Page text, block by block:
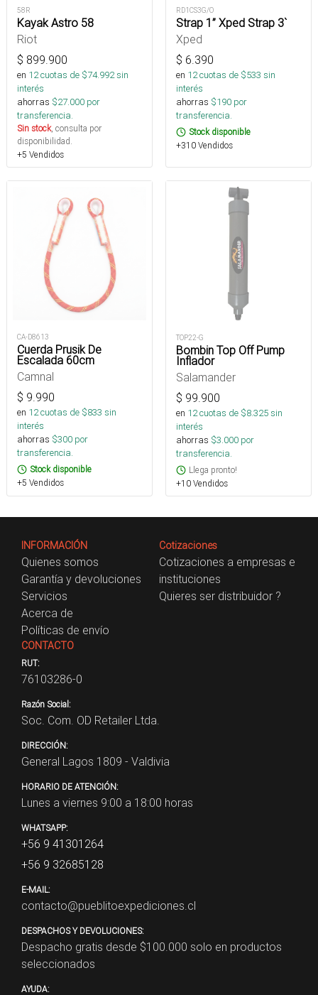
58R
Kayak Astro 58
Riot
$ 899.900
en 12cuotas de $74.992sin
interés
ahorras $27.000 por
transferencia.
Sin stock, consulta por
disponibilidad.
+5 Vendidos
RD1CS3G/O
Strap 1” Xped Strap 3`
Xped
$ 6.390
en 12cuotas de $533 sin
interés
ahorras $190 por
transferencia.
Stock disponible
+310 Vendidos
CA-D8613
Cuerda Prusik De
Escalada 60cm
Camnal
$ 9.990
en 12cuotas de $833 sin
interés
ahorras $300 por
transferencia.
Stock disponible
+5 Vendidos
TOP22-G
Bombin Top Off Pump
Inflador
Salamander
$ 99.900
en 12cuotas de $8.325sin
interés
ahorras $3.000 por
transferencia.
Llega pronto!
+10 Vendidos
INFORMACIÓN
Quienes somos
Garantía y devoluciones
Servicios
Acerca de
Políticas de envío
Cotizaciones
Cotizaciones a empresas e
instituciones
Quieres ser distribuidor ?
CONTACTO
RUT:
76103286-0
Razón Social:
Soc. Com. OD Retailer Ltda.
DIRECCIÓN:
General Lagos 1809 - Valdivia
HORARIO DE ATENCIÓN:
Lunes a viernes 9:00 a 18:00 horas
WHATSAPP:
+56 9 41301264
+56 9 32685128
E-MAIL:
contacto@pueblitoexpediciones.cl
DESPACHOS Y DEVOLUCIONES:
Despacho gratis desde $100.000 solo en productos
seleccionados
AYUDA: